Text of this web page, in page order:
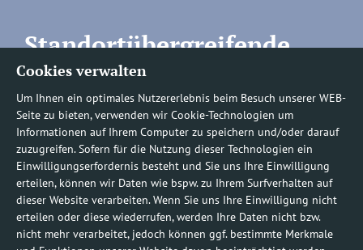
Cookies verwalten
Um Ihnen ein optimales Nutzererlebnis beim Besuch unserer WEB-
Seite zu bieten, verwenden wir Cookie-Technologien um
Informationen auf Ihrem Computer zu speichern und/oder darauf
zuzugreifen. Sofern für die Nutzung dieser Technologien ein
Einwilligungserfordernis besteht und Sie uns Ihre Einwilligung
erteilen, können wir Daten wie bspw. zu Ihrem Surfverhalten auf
dieser Website verarbeiten. Wenn Sie uns Ihre Einwilligung nicht
erteilen oder diese wiederrufen, werden Ihre Daten nicht bzw.
nicht mehr verarbeitet, jedoch können ggf. bestimmte Merkmale
Standortübergreifende
Rufnummern
Befundauskünfte/
Nachforderungen
0800 1219100-10